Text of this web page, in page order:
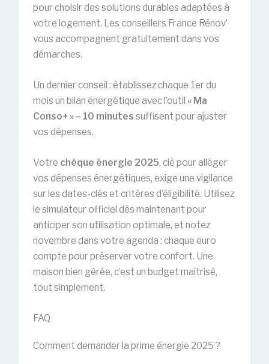
pour choisir des solutions durables adaptées à
votre logement. Les conseillers France Rénov’
vous accompagnent gratuitement dans vos
démarches.
Un dernier conseil : établissez chaque 1er du
mois un bilan énergétique avec l’outil « Ma
Conso+ » – 10 minutes suffisent pour ajuster
vos dépenses.
Votre chèque énergie 2025, clé pour alléger
vos dépenses énergétiques, exige une vigilance
sur les dates-clés et critères d’éligibilité. Utilisez
le simulateur officiel dès maintenant pour
anticiper son utilisation optimale, et notez
novembre dans votre agenda : chaque euro
compte pour préserver votre confort. Une
maison bien gérée, c’est un budget maîtrisé,
tout simplement.
FAQ
Comment demander la prime énergie 2025 ?